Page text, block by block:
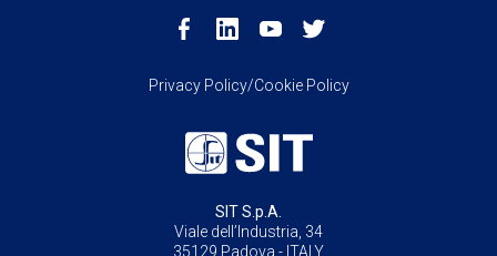
Privacy Policy/Cookie Policy
SIT S.p.A.
Viale dell’Industria, 34
35129 Padova - ITALY